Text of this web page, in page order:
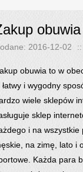
2016-12-02 ::
obuwia to w
łatwy i wygodny
wiele sklepów
sklep
i na
na zimę, lato i
Każda para